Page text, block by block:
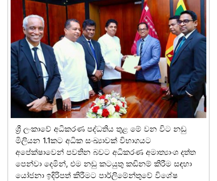
ශ්‍රී ලංකාවේ අධිකරණ පද්ධතිය තුළ මේ වන විට නඩු
මිලියන 1.1කට අධික සංඛ්‍යාවක් විභාගයට
අපේක්ෂාවෙන් පවතින බවට අධිකරණ අමාත්‍යාංශ දත්ත
පෙන්වා දෙමින්, එම නඩු කටයුතු කඩිනම් කිරීම සඳහා
යෝජනා ඉදිරිපත් කිරීමට පාර්ලිමේන්තුවේ විශේෂ